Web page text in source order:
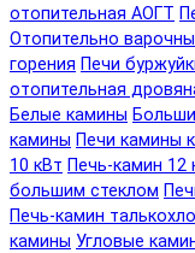
отопительная АОГТ
Отопительно
горения Печи
отопительная
Белые камины
камины Печи камины
10 кВт Печь-камин 12
большим стеклом
Печь-камин
камины Угловые